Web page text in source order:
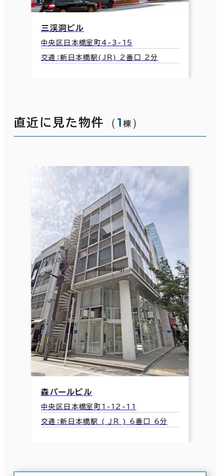
三渓洞ビル
中央区日本橋室町4-3-15
交通：新日本橋駅(JR) 2番口 2分
直近に見た物件 （1 棟 ）
森パールビル
中央区日本橋室町1-12-11
交通：新日本橋駅 ( ＪＲ ) 6番口 6分